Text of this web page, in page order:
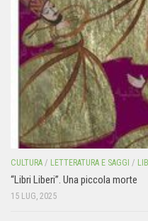
CULTURA / LETTERATURA E SAGGI /
“Libri Liberi”. Una piccola morte
15 LUG, 2025